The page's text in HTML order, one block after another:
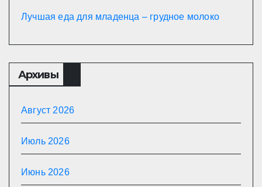
Лучшая еда для младенца – грудное молоко
Архивы
Август 2026
Июль 2026
Июнь 2026